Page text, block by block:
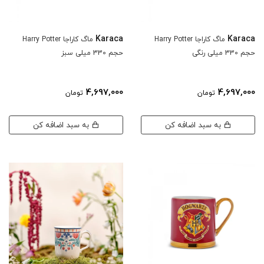
Karaca
ماگ کاراجا Harry Potter
حجم 330 میلی رنگی
4,697,000 تومان
Karaca
ماگ کاراجا Harry Potter
حجم 330 میلی سبز
4,697,000 تومان